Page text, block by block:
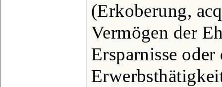
(Erkoberung,
Vermögen der
Ersparnisse